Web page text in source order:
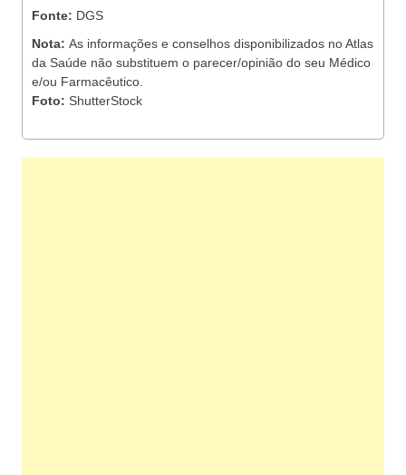
Fonte: DGS
Nota: As informações e conselhos disponibilizados no Atlas
da Saúde não substituem o parecer/opinião do seu Médico
e/ou Farmacêutico.
Foto: ShutterStock